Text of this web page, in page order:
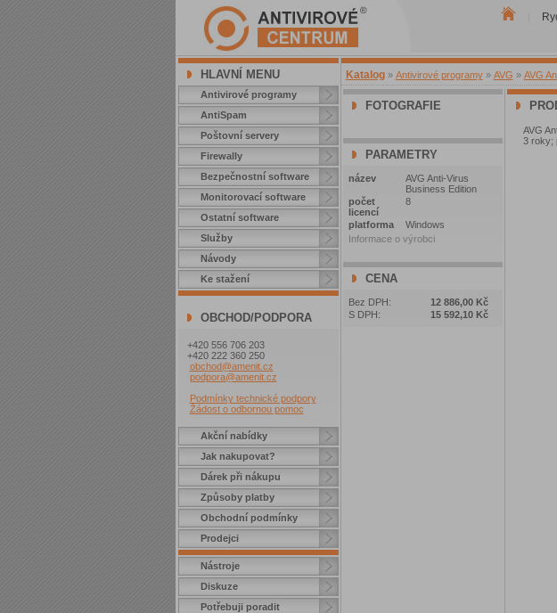
HLAVNÍ MENU
Antivirové programy
AntiSpam
Poštovní servery
Firewally
Bezpečnostní software
Monitorovací software
Ostatní software
Služby
Návody
Ke stažení
OBCHOD/PODPORA
+420 556 706 203
+420 222 360 250
obchod@amenit.cz
podpora@amenit.cz
Podmínky technické podpory
Žádost o odbornou pomoc
Akční nabídky
Jak nakupovat?
Dárek při nákupu
Způsoby platby
Obchodní podmínky
Prodejci
Nástroje
Diskuze
Potřebuji poradit
Katalog » Antivirové programy » AVG » AVG
FOTOGRAFIE
PARAMETRY
název
AVG Anti-Virus
Business Edition
počet
licencí
8
platforma
Windows
Informace o výrobci
CENA
Bez DPH:
12 886,00 Kč
S DPH:
15 592,10 Kč
AVG
3 roky;